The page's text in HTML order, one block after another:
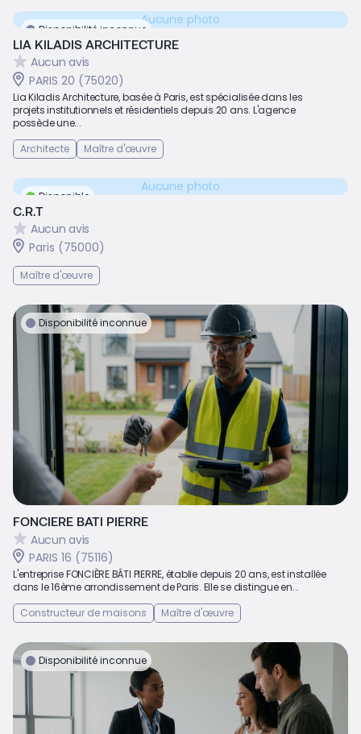
Disponibilité inconnue
Aucune photo
LIA KILADIS ARCHITECTURE
Aucun avis
PARIS 20 (75020)
Lia Kiladis Architecture, basée à Paris, est spécialisée dans les
projets institutionnels et résidentiels depuis 20 ans. L'agence
possède une...
Architecte
Maître d'œuvre
Disponible
Aucune photo
C.R.T
Aucun avis
Paris (75000)
Maître d'œuvre
Disponibilité inconnue
FONCIERE BATI PIERRE
Aucun avis
PARIS 16 (75116)
L'entreprise FONCIÈRE BÂTI PIERRE, établie depuis 20 ans, est installée
dans le 16ème arrondissement de Paris. Elle se distingue en...
Constructeur de maisons
Maître d'œuvre
Disponibilité inconnue